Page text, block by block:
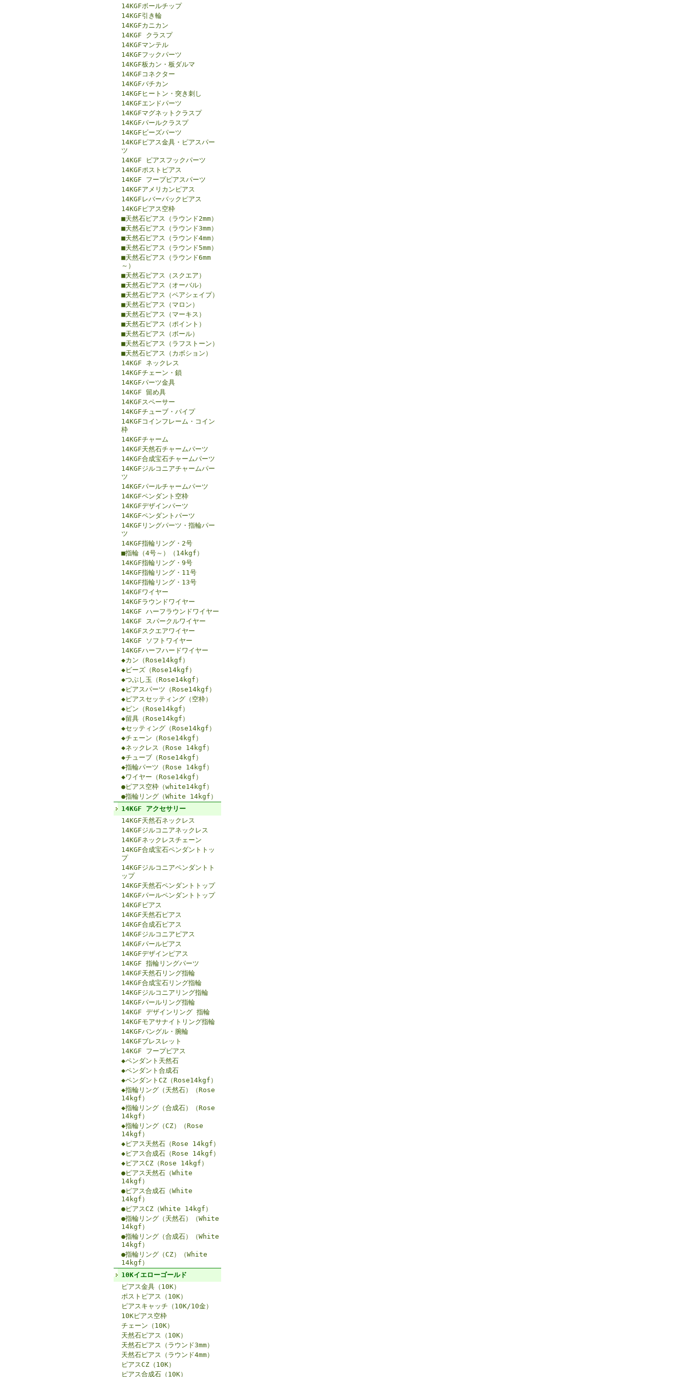
14KGFボールチップ
14KGF引き輪
14KGFカニカン
14KGF クラスプ
14KGFマンテル
14KGFフックパーツ
14KGF板カン・板ダルマ
14KGFコネクター
14KGFバチカン
14KGFヒートン・突き刺し
14KGFエンドパーツ
14KGFマグネットクラスプ
14KGFパールクラスプ
14KGFビーズパーツ
14KGFピアス金具・ピアスパー
ツ
14KGF ピアスフックパーツ
14KGFポストピアス
14KGF フープピアスパーツ
14KGFアメリカンピアス
14KGFレバーバックピアス
14KGFピアス空枠
■天然石ピアス（ラウンド2mm）
■天然石ピアス（ラウンド3mm）
■天然石ピアス（ラウンド4mm）
■天然石ピアス（ラウンド5mm）
■天然石ピアス（ラウンド6mm
～）
■天然石ピアス（スクエア）
■天然石ピアス（オーバル）
■天然石ピアス（ペアシェイプ）
■天然石ピアス（マロン）
■天然石ピアス（マーキス）
■天然石ピアス（ポイント）
■天然石ピアス（ボール）
■天然石ピアス（ラフストーン）
■天然石ピアス（カボション）
14KGF ネックレス
14KGFチェーン・鎖
14KGFパーツ金具
14KGF 留め具
14KGFスペーサー
14KGFチューブ・パイプ
14KGFコインフレーム・コイン
枠
14KGFチャーム
14KGF天然石チャームパーツ
14KGF合成宝石チャームパーツ
14KGFジルコニアチャームパー
ツ
14KGFパールチャームパーツ
14KGFペンダント空枠
14KGFデザインパーツ
14KGFペンダントパーツ
14KGFリングパーツ・指輪パー
ツ
14KGF指輪リング・2号
■指輪（4号～）（14kgf）
14KGF指輪リング・9号
14KGF指輪リング・11号
14KGF指輪リング・13号
14KGFワイヤー
14KGFラウンドワイヤー
14KGF ハーフラウンドワイヤー
14KGF スパークルワイヤー
14KGFスクエアワイヤー
14KGF ソフトワイヤー
14KGFハーフハードワイヤー
◆カン（Rose14kgf）
◆ビーズ（Rose14kgf）
◆つぶし玉（Rose14kgf）
◆ピアスパーツ（Rose14kgf）
◆ピアスセッティング（空枠）
◆ピン（Rose14kgf）
◆留具（Rose14kgf）
◆セッティング（Rose14kgf）
◆チェーン（Rose14kgf）
◆ネックレス（Rose 14kgf）
◆チューブ（Rose14kgf）
◆指輪パーツ（Rose 14kgf）
◆ワイヤー（Rose14kgf）
●ピアス空枠（white14kgf）
●指輪リング（White 14kgf）
14KGF アクセサリー
14KGF天然石ネックレス
14KGFジルコニアネックレス
14KGFネックレスチェーン
14KGF合成宝石ペンダントトッ
プ
14KGFジルコニアペンダントト
ップ
14KGF天然石ペンダントトップ
14KGFパールペンダントトップ
14KGFピアス
14KGF天然石ピアス
14KGF合成石ピアス
14KGFジルコニアピアス
14KGFパールピアス
14KGFデザインピアス
14KGF 指輪リングパーツ
14KGF天然石リング指輪
14KGF合成宝石リング指輪
14KGFジルコニアリング指輪
14KGFパールリング指輪
14KGF デザインリング 指輪
14KGFモアサナイトリング指輪
14KGFバングル・腕輪
14KGFブレスレット
14KGF フープピアス
◆ペンダント天然石
◆ペンダント合成石
◆ペンダントCZ（Rose14kgf）
◆指輪リング（天然石）（Rose
14kgf）
◆指輪リング（合成石）（Rose
14kgf）
◆指輪リング（CZ）（Rose
14kgf）
◆ピアス天然石（Rose 14kgf）
◆ピアス合成石（Rose 14kgf）
◆ピアスCZ（Rose 14kgf）
●ピアス天然石（White
14kgf）
●ピアス合成石（White
14kgf）
●ピアスCZ（White 14kgf）
●指輪リング（天然石）（White
14kgf）
●指輪リング（合成石）（White
14kgf）
●指輪リング（CZ）（White
14kgf）
10Kイエローゴールド
ピアス金具（10K）
ポストピアス（10K）
ピアスキャッチ（10K/10金）
10Kピアス空枠
チェーン（10K）
天然石ピアス（10K）
天然石ピアス（ラウンド3mm）
天然石ピアス（ラウンド4mm）
ピアスCZ（10K）
ピアス合成石（10K）